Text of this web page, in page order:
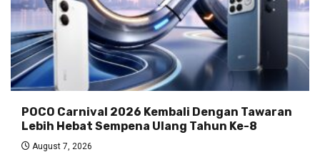
POCO Carnival 2026 Kembali Dengan Tawaran
Lebih Hebat Sempena Ulang Tahun Ke-8
August 7, 2026